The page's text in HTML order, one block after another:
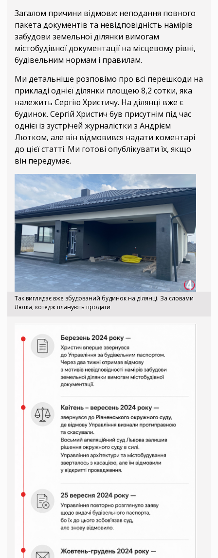
Загалом причини відмови: неподання повного
пакета документів та невідповідність намірів
забудови земельної ділянки вимогам
містобудівної документації на місцевому рівні,
будівельним нормам і правилам.
Ми детальніше розповімо про всі перешкоди на
прикладі однієї ділянки площею 8,2 сотки, яка
належить Сергію Христичу. На ділянці вже є
будинок. Сергій Христич був присутнім під час
однієї із зустрічей журналістки з Андрієм
Лютком, але він відмовився надати коментарі
до цієї статті. Ми готові опублікувати їх, якщо
він передумає.
Так виглядає вже збудований будинок на ділянці. За словами
Лютка, котедж планують продати